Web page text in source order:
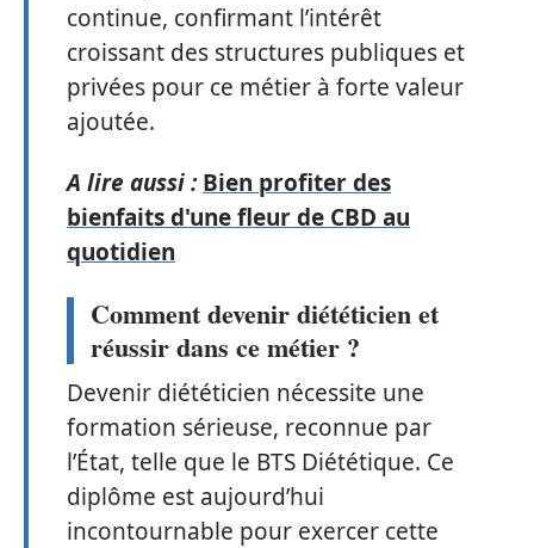
continue, confirmant l’intérêt
croissant des structures publiques et
privées pour ce métier à forte valeur
ajoutée.
A lire aussi : Bien profiter des
bienfaits d'une fleur de CBD au
quotidien
Comment devenir diététicien et
réussir dans ce métier ?
Devenir diététicien nécessite une
formation sérieuse, reconnue par
l’État, telle que le BTS Diététique. Ce
diplôme est aujourd’hui
incontournable pour exercer cette